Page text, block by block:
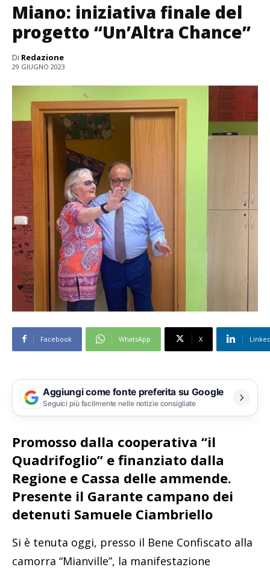
Miano: iniziativa finale del
progetto “Un’Altra Chance”
Di Redazione
29 GIUGNO 2023
Facebook WhatsApp X
Aggiungi come fonte preferita su Google
Seguici più facilmente nelle notizie consigliate
Promosso dalla cooperativa “il
Quadrifoglio” e finanziato dalla
Regione e Cassa delle ammende.
Presente il Garante campano dei
detenuti Samuele Ciambriello
Si è tenuta oggi, presso il Bene Confiscato alla
camorra “Mianville”, la manifestazione